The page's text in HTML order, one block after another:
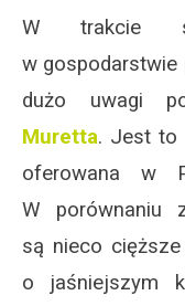
W trakcie
w gospodarstwie
dużo uwagi
Muretta. Jest to
oferowana w
W porównaniu
są nieco cięższe
o jaśniejszym